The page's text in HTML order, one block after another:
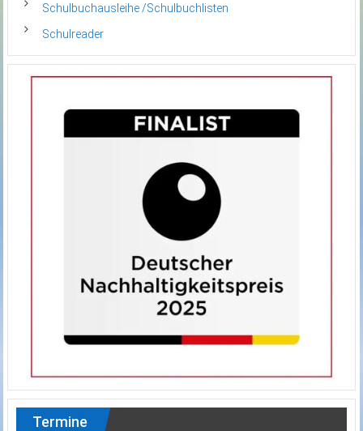
Schulbuchausleihe /Schulbuchlisten
Schulreader
Termine